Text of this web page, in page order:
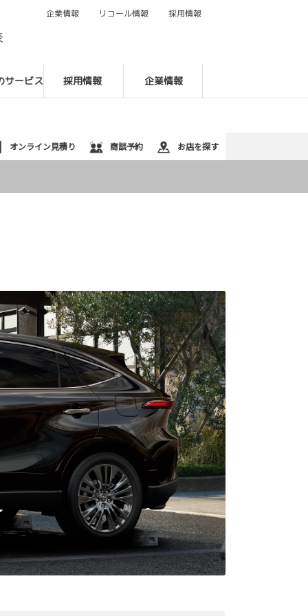
サービス 採用情報 企業情報
企業情報 リコール情報 採用情報
オンライン見積り 商談予約 お店を探す